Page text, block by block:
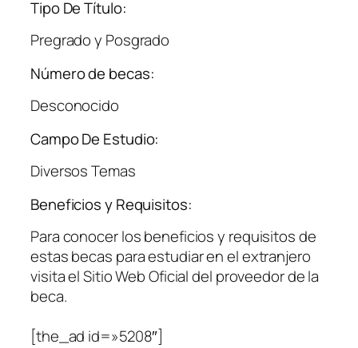
Tipo De Título:
Pregrado y Posgrado
Número de becas:
Desconocido
Campo De Estudio:
Diversos Temas
Beneficios y Requisitos:
Para conocer los beneficios y requisitos de
estas becas para estudiar en el extranjero
visita el Sitio Web Oficial del proveedor de la
beca.
[the_ad id=»5208″]